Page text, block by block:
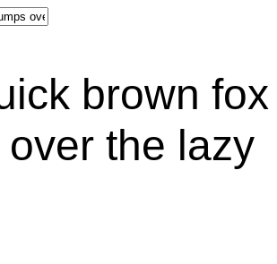
brown fox
the lazy